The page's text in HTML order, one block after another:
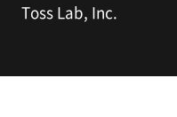
Toss Lab, Inc.